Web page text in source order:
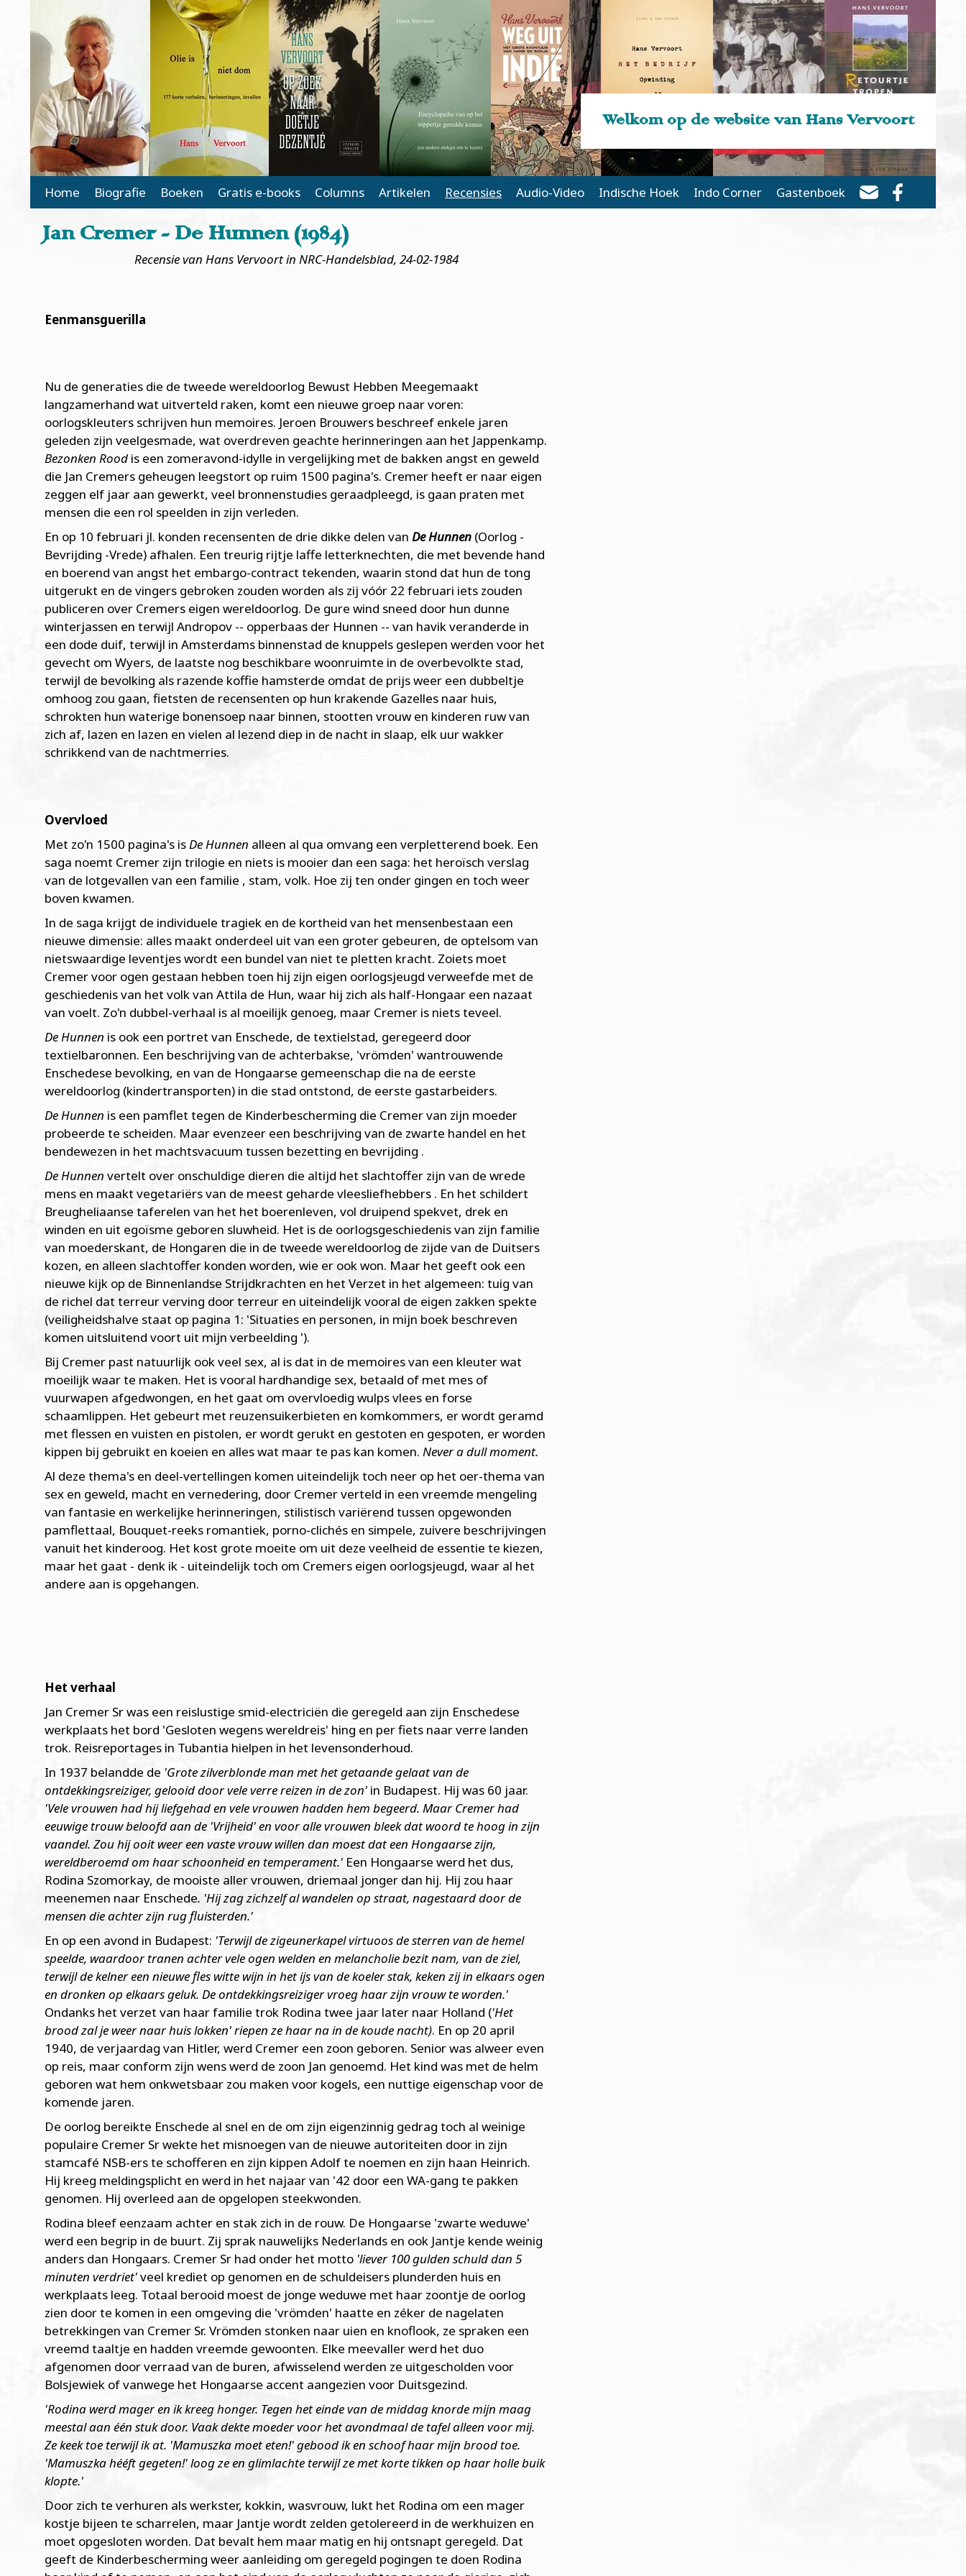
Welkom op de website van Hans Vervoort
Main Page Navigation
Home Biografie Boeken Gratis e-books Columns Artikelen Recensies Audio-Video Indische Hoek Indo Corner Gastenboek
Jan Cremer - De Hunnen (1984)
Recensievan Hans Vervoortin NRC-Handelsblad, 24-02-1984
Eenmansguerilla
Nu de generaties die de tweede wereldoorlog Bewust Hebben Meegemaakt
langzamerhand wat uitverteld raken, komt een nieuwe groep naar voren:
oorlogskleuters schrijven hun memoires. Jeroen Brouwers beschreef enkele jaren
geleden zijn veelgesmade, wat overdreven geachte herinneringen aan het Jappenkamp.
Bezonken Rood is een zomeravond-idylle in vergelijking met de bakken angst en geweld
die Jan Cremers geheugen leegstort op ruim 1500 pagina's. Cremer heeft er naar eigen
zeggen elf jaar aan gewerkt, veel bronnenstudies geraadpleegd, is gaan praten met
mensen die een rol speelden in zijn verleden.
En op 10 februari jl. konden recensenten de drie dikke delen van De Hunnen (Oorlog -
Bevrijding -Vrede) afhalen. Een treurig rijtje laffe letterknechten, die met bevende hand
en boerend van angst het embargo-contract tekenden, waarin stond dat hun de tong
uitgerukt en de vingers gebroken zouden worden als zij vóór 22 februari iets zouden
publiceren over Cremers eigen wereldoorlog. De gure wind sneed door hun dunne
winterjassen en terwijl Andropov -- opperbaas der Hunnen -- van havik veranderde in
een dode duif, terwijl in Amsterdams binnenstad de knuppels geslepen werden voor het
gevecht om Wyers, de laatste nog beschikbare woonruimte in de overbevolkte stad,
terwijl de bevolking als razende koffie hamsterde omdat de prijs weer een dubbeltje
omhoog zou gaan, fietsten de recensenten op hun krakende Gazelles naar huis,
schrokten hun waterige bonensoep naar binnen, stootten vrouw en kinderen ruw van
zich af, lazen en lazen en vielen al lezend diep in de nacht in slaap, elk uur wakker
schrikkend van de nachtmerries.
Overvloed
Met zo'n 1500 pagina's isDe Hunnen alleen al qua omvang een verpletterend boek. Een
saga noemt Cremer zijn trilogie en niets is mooier dan een saga: het heroïsch verslag
van de lotgevallen van een familie , stam, volk. Hoe zij ten onder gingen en toch weer
boven kwamen.
In de saga krijgt de individuele tragiek en de kortheid van het mensenbestaan een
nieuwe dimensie: alles maakt onderdeel uit van een groter gebeuren, de optelsom van
nietswaardige leventjes wordt een bundel van niet te pletten kracht. Zoiets moet
Cremer voor ogen gestaan hebben toen hij zijn eigen oorlogsjeugd verweefde met de
geschiedenis van het volk van Attila de Hun, waar hij zich als half-Hongaar een nazaat
van voelt. Zo'n dubbel-verhaal is al moeilijk genoeg, maar Cremer is niets teveel.
De Hunnen is ook een portret van Enschede, de textielstad, geregeerd door
textielbaronnen. Een beschrijving van de achterbakse, 'vrömden' wantrouwende
Enschedese bevolking, en van de Hongaarse gemeenschap die na de eerste
wereldoorlog (kindertransporten) in die stad ontstond, de eerste gastarbeiders.
De Hunnen is een pamflet tegen de Kinderbescherming die Cremer van zijn moeder
probeerde te scheiden. Maar evenzeer een beschrijving van de zwarte handel en het
bendewezen in het machtsvacuum tussen bezetting en bevrijding .
De Hunnen vertelt over onschuldige dieren die altijd het slachtoffer zijn van de wrede
mens en maakt vegetariërs van de meest geharde vleesliefhebbers . En het schildert
Breugheliaanse taferelen van het het boerenleven, vol druipend spekvet, drek en
winden en uit egoïsme geboren sluwheid. Het is de oorlogsgeschiedenis van zijn familie
van moederskant, de Hongaren die in de tweede wereldoorlog de zijde van de Duitsers
kozen, en alleen slachtoffer konden worden, wie er ook won. Maar het geeft ook een
nieuwe kijk op de Binnenlandse Strijdkrachten en het Verzet in het algemeen: tuig van
de richel dat terreur verving door terreur en uiteindelijk vooral de eigen zakken spekte
(veiligheidshalve staat op pagina 1: 'Situaties en personen, in mijn boek beschreven
komen uitsluitend voort uit mijn verbeelding ').
Bij Cremer past natuurlijk ook veel sex, al is dat in de memoires van een kleuter wat
moeilijk waar te maken. Het is vooral hardhandige sex, betaald of met mes of
vuurwapen afgedwongen, en het gaat om overvloedig wulps vlees en forse
schaamlippen. Het gebeurt met reuzensuikerbieten en komkommers, er wordt geramd
met flessen en vuisten en pistolen, er wordt gerukt en gestoten en gespoten, er worden
kippen bij gebruikt en koeien en alles wat maar te pas kan komen. Never a dull moment.
Al deze thema's en deel-vertellingen komen uiteindelijk toch neer op het oer-thema van
sex en geweld, macht en vernedering, door Cremer verteld in een vreemde mengeling
van fantasie en werkelijke herinneringen, stilistisch variërend tussen opgewonden
pamflettaal, Bouquet-reeks romantiek, porno-clichés en simpele, zuivere beschrijvingen
vanuit het kinderoog. Het kost grote moeite om uit deze veelheid de essentie te kiezen,
maar het gaat - denk ik -­ uiteindelijk toch om Cremers eigen oorlogsjeugd, waar al het
andere aan is opgehangen.
Het verhaal
Jan Cremer Sr was een reislustige smid-electriciën die geregeld aan zijn Enschedese
werkplaats het bord 'Gesloten wegens wereldreis' hing en per fiets naar verre landen
trok. Reisreportages in Tubantia hielpen in het levensonderhoud.
In 1937 belandde de 'Grote zilverblonde man met het getaande gelaat van de
ontdekkingsreiziger, gelooid door vele verre reizen in de zon' in Budapest. Hij was 60 jaar.
'Vele vrouwen had hij liefgehad en vele vrouwen hadden hem begeerd. Maar Cremer had
eeuwige trouw beloofd aan de 'Vrijheid' en voor alle vrouwen bleek dat woord te hoog in zijn
vaandel. Zou hij ooit weer een vaste vrouw willen dan moest dat een Hongaarse zijn,
wereldberoemd om haar schoonheid en temperament.' Een Hongaarse werd het dus,
Rodina Szomorkay, de mooiste aller vrouwen, driemaal jonger dan hij. Hij zou haar
meenemen naar Enschede. 'Hij zag zichzelf al wandelen op straat, nagestaard door de
mensen die achter zijn rug fluisterden.'
En op een avond in Budapest: 'Terwijl de zigeunerkapel virtuoos de sterren van de hemel
speelde, waardoor tranen achter vele ogen welden en melancholie bezit nam, van de ziel,
terwijl de kelner een nieuwe fles witte wijn in het ijs van de koeler stak, keken zij in elkaars ogen
en dronken op elkaars geluk. De ontdekkingsreiziger vroeg haar zijn vrouw te worden.'
Ondanks het verzet van haar familie trok Rodina twee jaar later naar Holland ('Het
brood zal je weer naar huis lokken' riepen ze haar na in de koude nacht). En op 20 april
1940, de verjaardag van Hitler, werd Cremer een zoon geboren. Senior was alweer even
op reis, maar conform zijn wens werd de zoon Jan genoemd. Het kind was met de helm
geboren wat hem onkwetsbaar zou maken voor kogels, een nuttige eigenschap voor de
komende jaren.
De oorlog bereikte Enschede al snel en de om zijn eigenzinnig gedrag toch al weinige
populaire Cremer Sr wekte het misnoegen van de nieuwe autoriteiten door in zijn
stamcafé NSB-ers te schofferen en zijn kippen Adolf te noemen en zijn haan Heinrich.
Hij kreeg meldingsplicht en werd in het najaar van '42 door een WA-gang te pakken
genomen. Hij overleed aan de opgelopen steekwonden.
Rodina bleef eenzaam achter en stak zich in de rouw. De Hongaarse 'zwarte weduwe'
werd een begrip in de buurt. Zij sprak nauwelijks Nederlands en ook Jantje kende weinig
anders dan Hongaars. Cremer Sr had onder het motto 'liever 100 gulden schuld dan 5
minuten verdriet'veel krediet op genomen en de schuldeisers plunderden huis en
werkplaats leeg. Totaal berooid moest de jonge weduwe met haar zoontje de oorlog
zien door te komen in een omgeving die 'vrömden' haatte en zéker de nagelaten
betrekkingen van Cremer Sr. Vrömden stonken naar uien en knoflook, ze spraken een
vreemd taaltje en hadden vreemde gewoonten. Elke meevaller werd het duo
afgenomen door verraad van de buren, afwisselend werden ze uitgescholden voor
Bolsjewiek of vanwege het Hongaarse accent aangezien voor Duitsgezind.
'Rodina werd mager en ik kreeg honger. Tegen het einde van de middag knorde mijn maag
meestal aan één stuk door. Vaak dekte moeder voor het avondmaal de tafel alleen voor mij.
Ze keek toe terwijl ik at. 'Mamuszka moet eten!' gebood ik en schoof haar mijn brood toe.
'Mamuszka hééft gegeten!' loog ze en glimlachte terwijl ze met korte tikken op haar holle buik
klopte.'
Door zich te verhuren als werkster, kokkin, wasvrouw, lukt het Rodina om een mager
kostje bijeen te scharrelen, maar Jantje wordt zelden getolereerd in de werkhuizen en
moet opgesloten worden. Dat bevalt hem maar matig en hij ontsnapt geregeld. Dat
geeft de Kinderbescherming weer aanleiding om geregeld pogingen te doen Rodina